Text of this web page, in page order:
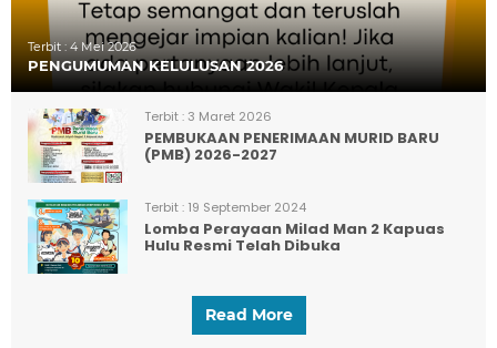
Terbit : 4 Mei 2026
PENGUMUMAN KELULUSAN 2026
Terbit : 3 Maret 2026
PEMBUKAAN PENERIMAAN MURID BARU
(PMB) 2026-2027
Terbit : 19 September 2024
Lomba Perayaan Milad Man 2 Kapuas
Hulu Resmi Telah Dibuka
Read More